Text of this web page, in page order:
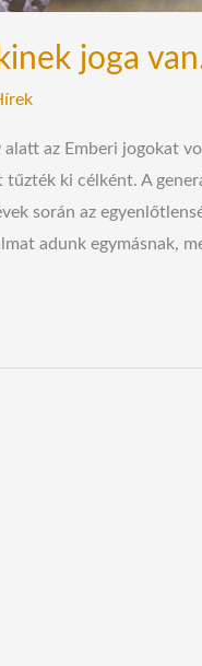
joga
az Emberi jogokat
tűzték ki célként. A
során az
adunk egymásnak,